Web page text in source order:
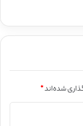
شده‌اند*